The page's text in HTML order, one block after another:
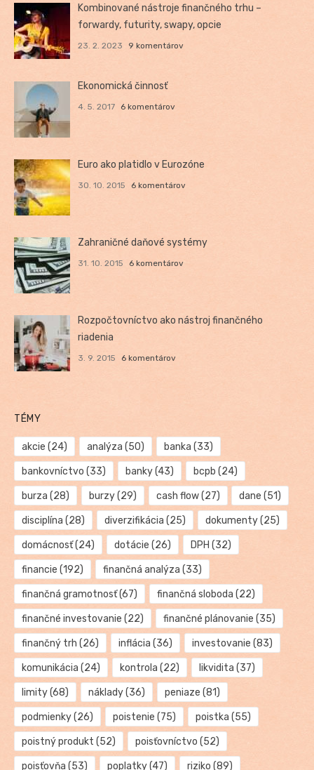
Kombinované nástroje finančného trhu –
forwardy, futurity, swapy, opcie
23. 2. 2023 9 komentárov
Ekonomická činnosť
4. 5. 2017 6 komentárov
Euro ako platidlo v Eurozóne
30. 10. 2015 6 komentárov
Zahraničné daňové systémy
31. 10. 2015 6 komentárov
Rozpočtovníctvo ako nástroj finančného
riadenia
3. 9. 2015 6 komentárov
TÉMY
akcie (24) analýza (50) banka (33)
bankovníctvo (33) banky(43) bcpb (24)
burza (28) burzy(29) cash flow(27) dane (51)
disciplína (28) diverzifikácia (25) dokumenty(25)
domácnosť(24) dotácie (26) DPH (32)
financie (192) finančná analýza (33)
finančná gramotnosť(67) finančná sloboda (22)
finančné investovanie (22) finančné plánovanie (35)
finančný trh (26) inflácia (36) investovanie (83)
komunikácia (24) kontrola (22) likvidita (37)
limity(68) náklady(36) peniaze (81)
podmienky(26) poistenie (75) poistka (55)
poistný produkt (52) poisťovníctvo (52)
poisťovňa (53) poplatky(47) riziko (89)